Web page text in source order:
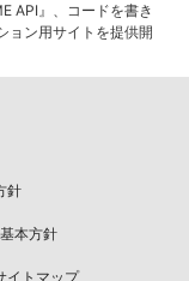
API』、コードを書き
ョン用サイトを提供開
針
本方針
イトマップ